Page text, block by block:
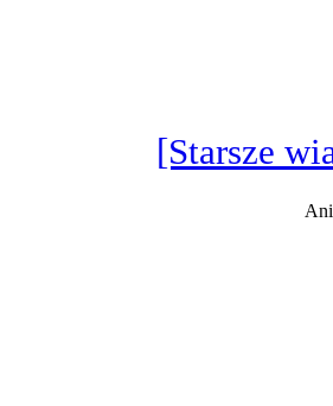
[Starsze